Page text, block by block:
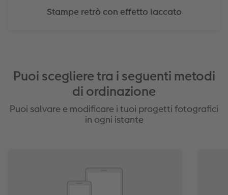
Stampe retrò con effetto laccato
Puoi scegliere tra i seguenti metodi
di ordinazione
Puoi salvare e modificare i tuoi progetti fotografici
in ogni istante